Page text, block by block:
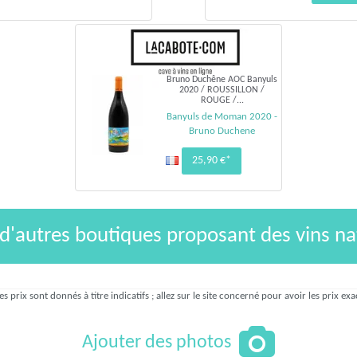
Bruno Duchêne AOC Banyuls
2020 / ROUSSILLON /
ROUGE /...
Banyuls de Moman 2020 -
Bruno Duchene
25,90 €*
boutiques proposant des vins
prix sont donnés à titre indicatifs ; allez sur le site concerné pour avoir les prix
Ajouter des photos